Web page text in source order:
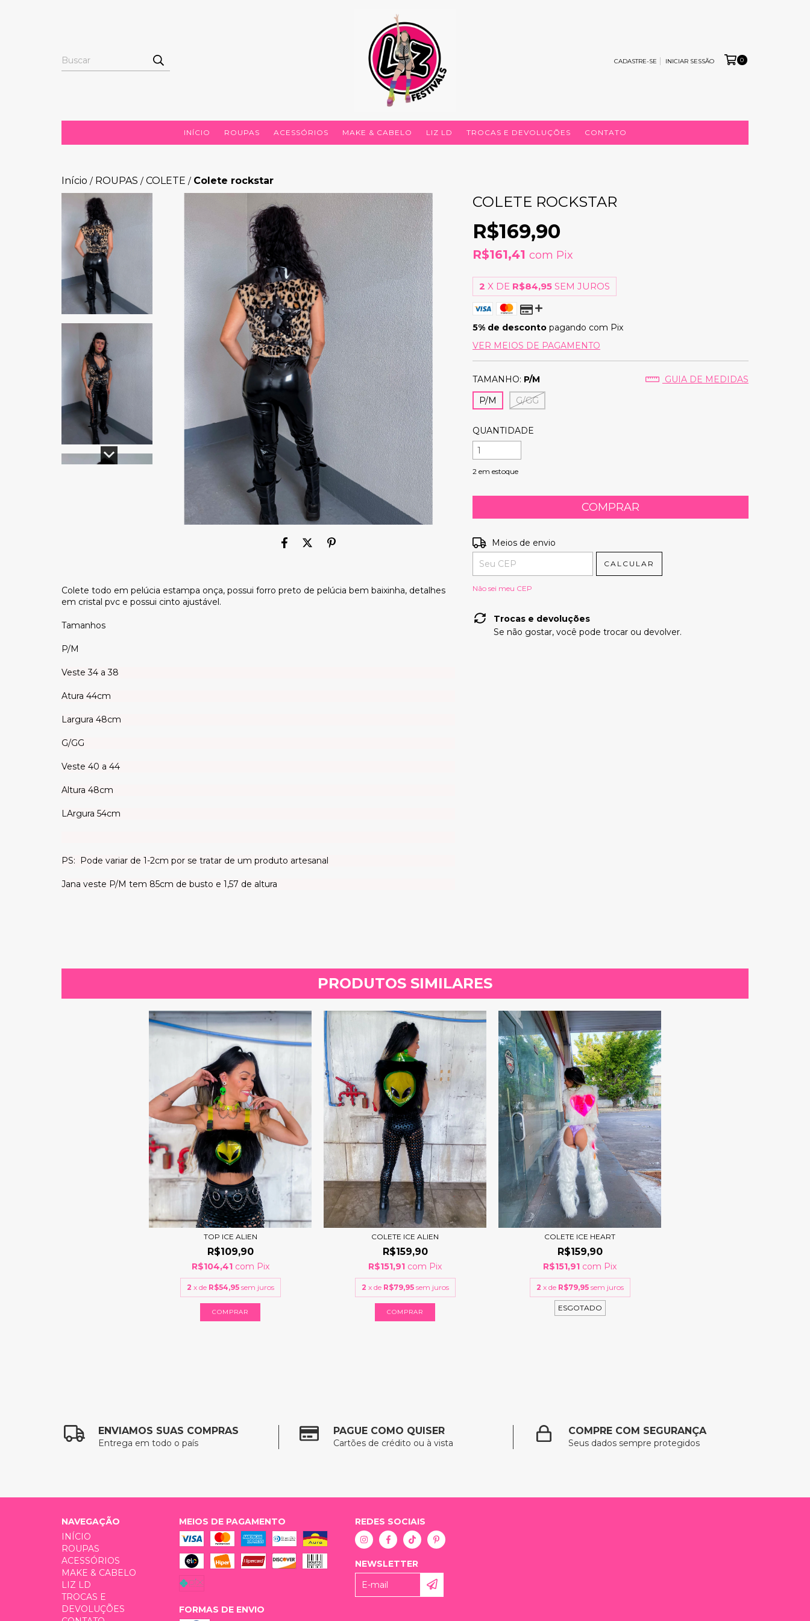
CADASTRE-SE INICIAR SESSÃO 0
INÍCIO ROUPAS ACESSÓRIOS MAKE & CABELO LIZ LD TROCAS E DEVOLUÇÕES CONTATO
Início / ROUPAS / COLETE / Colete rockstar
Colete todo em pelúcia estampa onça, possui forro preto de pelúcia bem baixinha, detalhes
em cristal pvc e possui cinto ajustável.
Tamanhos
P/M
Veste 34 a 38
Atura 44cm
Largura 48cm
G/GG
Veste 40 a 44
Altura 48cm
LArgura 54cm
PS: Pode variar de 1-2cm por se tratar de um produto artesanal
Jana veste P/M tem 85cm de busto e 1,57 de altura
COLETE ROCKSTAR
R$169,90
R$161,41com Pix
2 X DE R$84,95 SEM JUROS
5% de desconto pagando com Pix
VER MEIOS DE PAGAMENTO
TAMANHO: P/M
GUIA DE MEDIDAS
P/M
G/GG
QUANTIDADE
2 em estoque
Entregas para o CEP:
Meios de envio
CALCULAR
Não sei meu CEP
Trocas e devoluções
Se não gostar, você pode trocar ou devolver.
PRODUTOS SIMILARES
TOP ICE ALIEN
R$109,90
R$104,41 com Pix
2 x de R$54,95 sem juros
COMPRAR
COLETE ICE ALIEN
R$159,90
R$151,91 com Pix
2 x de R$79,95 sem juros
COMPRAR
COLETE ICE HEART
R$159,90
R$151,91 com Pix
2 x de R$79,95 sem juros
ESGOTADO
ENVIAMOS SUAS COMPRAS
Entrega em todo o país
PAGUE COMO QUISER
Cartões de crédito ou à vista
COMPRE COM SEGURANÇA
Seus dados sempre protegidos
NAVEGAÇÃO
INÍCIO
ROUPAS
ACESSÓRIOS
MAKE & CABELO
LIZ LD
TROCAS E
DEVOLUÇÕES
MEIOS DE PAGAMENTO
FORMAS DE ENVIO
REDES SOCIAIS
NEWSLETTER